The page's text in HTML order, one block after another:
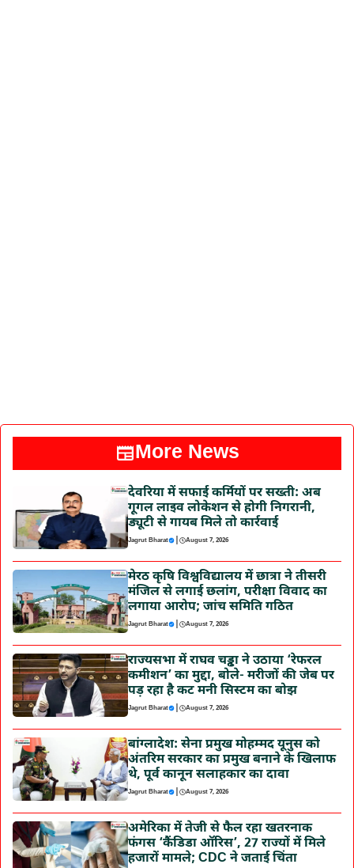
More News
देवरिया में सफाई कर्मियों पर सख्ती: अब
गूगल लाइव लोकेशन से होगी निगरानी,
ड्यूटी से गायब मिले तो कार्रवाई
Jagrut Bharat | August 7, 2026
मेरठ कृषि विश्वविद्यालय में छात्रा ने तीसरी
मंजिल से लगाई छलांग, परीक्षा विवाद का
लगाया आरोप; जांच समिति गठित
Jagrut Bharat | August 7, 2026
राज्यसभा में राघव चड्ढा ने उठाया ‘रेफरल
कमीशन’ का मुद्दा, बोले- मरीजों की जेब पर
पड़ रहा है कट मनी सिस्टम का बोझ
Jagrut Bharat | August 7, 2026
बांग्लादेश: सेना प्रमुख मोहम्मद यूनुस को
अंतरिम सरकार का प्रमुख बनाने के खिलाफ
थे, पूर्व कानून सलाहकार का दावा
Jagrut Bharat | August 7, 2026
अमेरिका में तेजी से फैल रहा खतरनाक
फंगस ‘कैंडिडा ऑरिस’, 27 राज्यों में मिले
हजारों मामले; CDC ने जताई चिंता